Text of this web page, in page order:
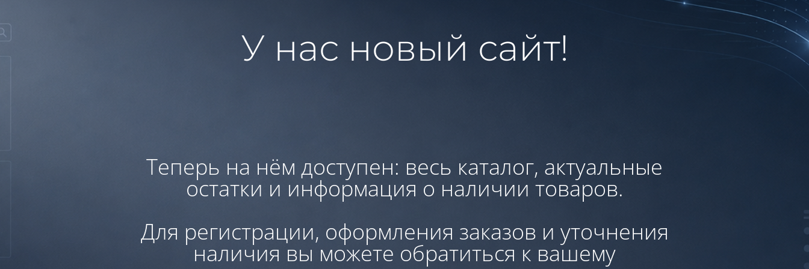
У нас новый сайт!
Теперь на нём доступен: весь каталог, актуальные
остатки и информация о наличии товаров.
Для регистрации, оформления заказов и уточнения
наличия вы можете обратиться к вашему